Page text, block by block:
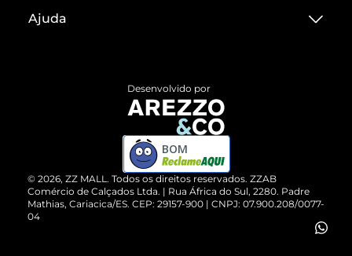
Termos de Uso
ZZ MALL é confiável
Cartão Presente
Vendas Corporativas
Ajuda
Devolução do Produto
Compre pelo WhatsApp
© 2026, ZZ MALL. Todos os direitos reservados. ZZAB
Comércio de Calçados Ltda. | Rua África do Sul, 2280. Padre
Mathias, Cariacica/ES. CEP: 29157-900 | CNPJ: 07.900.208/0077-
04
Desenvolvido por
BOM